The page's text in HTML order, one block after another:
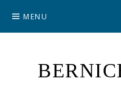
content
MENU